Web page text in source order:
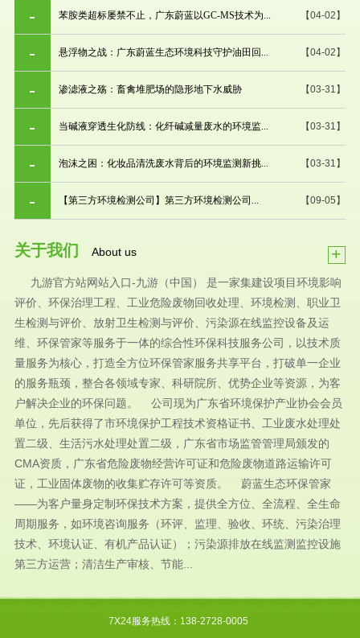
【04-02】
苯胺类超标屡禁不止，广东蔚蓝以GC-MS技术为...
【04-02】
悬浮物之战：广东蔚蓝生态环境科技守护油田回...
【03-31】
渗滤液之殇：畜禽堆肥场的隐形地下水威胁
【03-31】
当碱液穿透生化防线：化纤碱减量废水的环境监...
【03-31】
泡沫之困：化妆品清洗废水背后的环境监测新挑...
【09-05】
【第三方环境检测公司】第三方环境检测公司...
关于我们 About us +
九游官方站网站入口-九游（中国） 是一家集建设项目环境影响
评价、环保治理工程、工业危险废物回收处理、环境检测、职业卫
生检测与评价、放射卫生检测与评价、污染源在线监控设备及运
维、环保管家等服务于一体的综合性环保科技服务公司，以技术质
量服务为核心，打造全方位环保管家服务共享平台，打破单一企业
的服务瓶颈，整合各领域专家、科研院所、优势企业等资源，为客
户解决企业的环保问题。 公司现为广东省环境保护产业协会会员
单位，先后获得了市环境保护工程技术资格证书、工业废水处理处
置二级、生活污水处理处置二级，广东省市场监管管理局颁发的
CMA资质，广东省危险废物经营许可证和危险废物道路运输许可
证，工业固体废物的收集贮存许可等资质。 蔚蓝生态环保管家
——为客户量身定制环保技术方案，提供全方位、全流程、全生命
周期服务，如环境咨询服务（环评、监理、验收、环统、污染治理
技术、环境认证、有机产品认证）；污染源排放在线监测监控设施
第三方运营；清洁生产审核、节能...
7X24服务热线：138-2728-0005